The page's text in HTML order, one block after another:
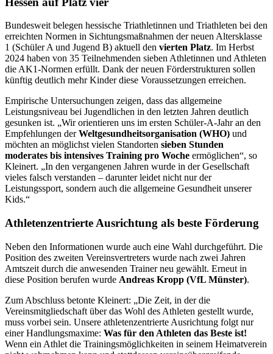
Bundesweit belegen hessische Triathletinnen und Triathleten bei den
erreichten Normen in Sichtungsmaßnahmen der neuen Altersklasse
1 (Schüler A und Jugend B) aktuell den vierten Platz. Im Herbst
2024 haben von 35 Teilnehmenden sieben Athletinnen und Athleten
die AK1-Normen erfüllt. Dank der neuen Förderstrukturen sollen
künftig deutlich mehr Kinder diese Voraussetzungen erreichen.
Empirische Untersuchungen zeigen, dass das allgemeine
Leistungsniveau bei Jugendlichen in den letzten Jahren deutlich
gesunken ist. „Wir orientieren uns im ersten Schüler-A-Jahr an den
Empfehlungen derWeltgesundheitsorganisation (WHO) und
möchten an möglichst vielen Standorten sieben Stunden
moderates bis intensives Training pro Woche ermöglichen“, so
Kleinert. „In den vergangenen Jahren wurde in der Gesellschaft
vieles falsch verstanden – darunter leidet nicht nur der
Leistungssport, sondern auch die allgemeine Gesundheit unserer
Kids.“
Athletenzentrierte Ausrichtung als beste Förderung
Neben den Informationen wurde auch eine Wahl durchgeführt. Die
Position des zweiten Vereinsvertreters wurde nach zwei Jahren
Amtszeit durch die anwesenden Trainer neu gewählt. Erneut in
diese Position berufen wurde Andreas Kropp (VfL Münster).
Zum Abschluss betonte Kleinert: „Die Zeit, in der die
Vereinsmitgliedschaft über das Wohl des Athleten gestellt wurde,
muss vorbei sein. Unsere athletenzentrierte Ausrichtung folgt nur
einer Handlungsmaxime: Was für den Athleten das Beste ist!
Wenn ein Athlet die Trainingsmöglichkeiten in seinem Heimatverein